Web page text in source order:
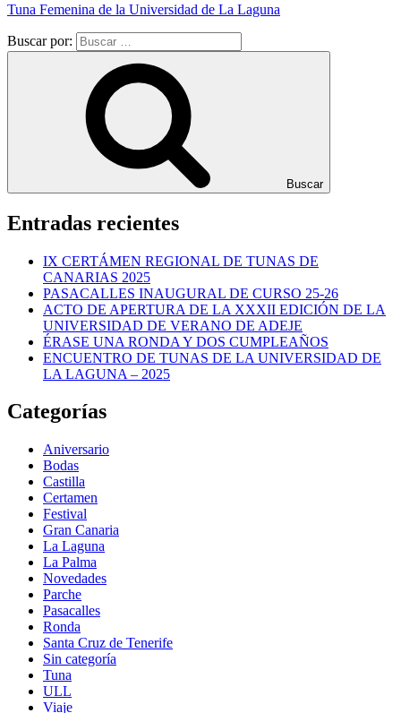
Tuna Femenina de la Universidad de La Laguna
Buscar por:
Buscar
Entradas recientes
IX CERTÁMEN REGIONAL DE TUNAS DE
CANARIAS 2025
PASACALLES INAUGURAL DE CURSO 25-26
ACTO DE APERTURA DE LA XXXII EDICIÓN DE LA
UNIVERSIDAD DE VERANO DE ADEJE
ÉRASE UNA RONDA Y DOS CUMPLEAÑOS
ENCUENTRO DE TUNAS DE LA UNIVERSIDAD DE
LA LAGUNA – 2025
Categorías
Aniversario
Bodas
Castilla
Certamen
Festival
Gran Canaria
La Laguna
La Palma
Novedades
Parche
Pasacalles
Ronda
Santa Cruz de Tenerife
Sin categoría
Tuna
ULL
Viaje